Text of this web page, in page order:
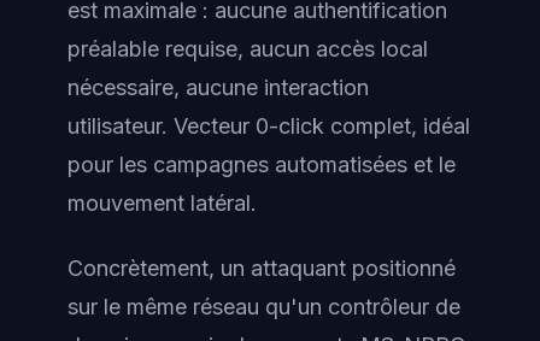
est maximale : aucune authentification
préalable requise, aucun accès local
nécessaire, aucune interaction
utilisateur. Vecteur 0-click complet, idéal
pour les campagnes automatisées et le
mouvement latéral.
Concrètement, un attaquant positionné
sur le même réseau qu'un contrôleur de